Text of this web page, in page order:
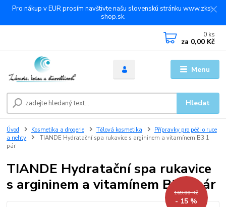
Pro nákup v EUR prosím navštivte našu slovenskú stránku www.zks-
shop.sk.
Menu
Hledat
0 ks
za 0,00 Kč
Úvod Kosmetika a drogerie Tělová kosmetika
Přípravky pro péči o ruce
a nehty
TIANDE Hydratační spa rukavice s argininem a vitamínem B3 1
pár
TIANDE Hydratační spa rukavice
s argininem a vitamínem B3 1 pár
169,00 Kč
- 15 %